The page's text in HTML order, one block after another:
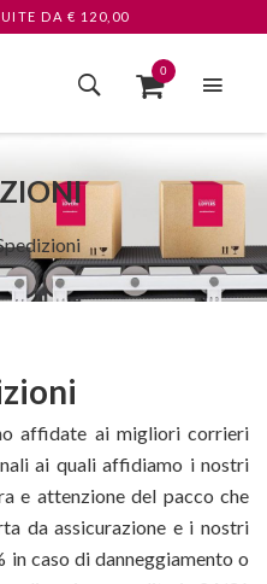
DA € 120,00
0
affidate ai migliori corrieri
ai quali affidiamo i nostri
e attenzione del pacco che
da assicurazione e i nostri
caso di danneggiamento o